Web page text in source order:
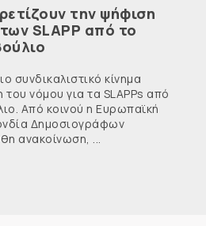
την ψήφιση
SLAPP από το
συνδικαλιστικό κίνημα
του νόμου για τα SLAPPs από
Από κοινού η Ευρωπαϊκή
Δημοσιογράφων
ανακοίνωση, ...